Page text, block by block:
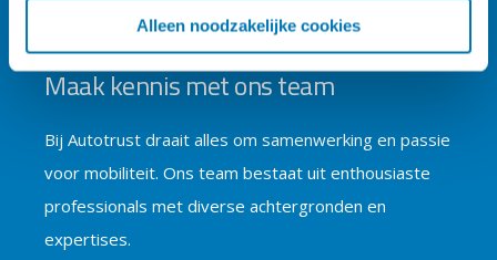
Alleen noodzakelijke cookies
Maak kennis met ons team
Bij Autotrust draait alles om samenwerking en passie
voor mobiliteit. Ons team bestaat uit enthousiaste
professionals met diverse achtergronden en
expertises.